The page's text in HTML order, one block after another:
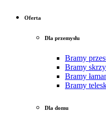
Oferta
Dla przemysłu
Bramy
Bramy
Bramy
Bramy
Dla domu